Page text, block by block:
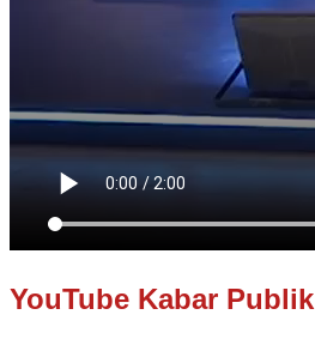
YouTube Kabar Publik